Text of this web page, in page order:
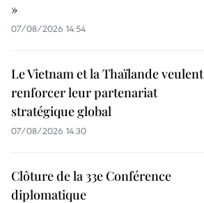
»
07/08/2026 14:54
Le Vietnam et la Thaïlande veulent
renforcer leur partenariat
stratégique global
07/08/2026 14:30
Clôture de la 33e Conférence
diplomatique